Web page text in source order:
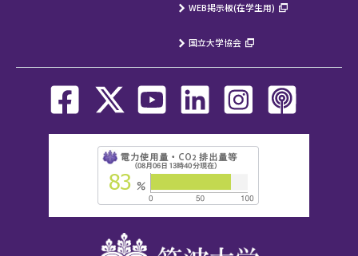
WEB掲示板(在学生用)
国立大学協会